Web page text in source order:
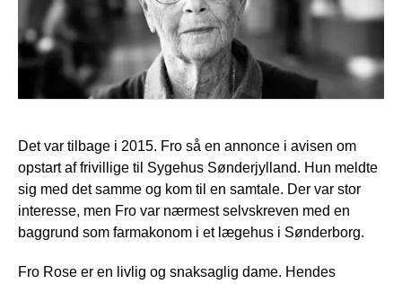
Det var tilbage i 2015. Fro så en annonce i avisen om
opstart af frivillige til Sygehus Sønderjylland. Hun meldte
sig med det samme og kom til en samtale. Der var stor
interesse, men Fro var nærmest selvskreven med en
baggrund som farmakonom i et lægehus i Sønderborg.
Fro Rose er en livlig og snaksaglig dame. Hendes